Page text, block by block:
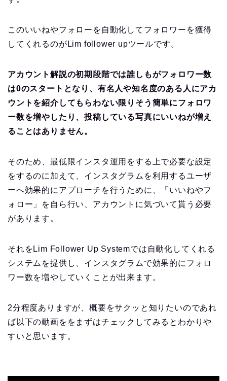
このいいねやフォローを自動化してフォロワーを獲得
してくれるのがLim follower upツールです。
アカウント解説の初期段階では誰しもがフォロワー数
は0のスタートとなり、有名人や知名度のある人にアカ
ウントを紹介してもらわない限りそう簡単にフォロワ
ー数を増やしたり、投稿している写真にいいねが増え
ることはありません。
そのため、最低限インスタ運用をする上で必要な設定
をするのに加えて、インスタグラムを利用するユーザ
ーへ効果的にアプローチを行うために、「いいねやフ
ォロー」を自ら行い、アカウントに気づいて貰う必要
があります。
それをLim Follower Up Systemでは自動化してくれる
システムを提供し、インスタグラムで効果的にフォロ
ワー数を増やしていくことが出来ます。
2分程度ありますが、概要をサクッと知りたいのであれ
ば以下の動画ををまずはチェックしてみるとわかりや
すいと思います。